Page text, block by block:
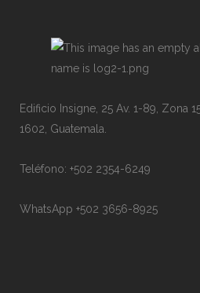
Edificio Insigne, 25 Av. 1-89, Zona
1602, Guatemala.
Teléfono: +502 2354-6249
WhatsApp +502 3656-8925